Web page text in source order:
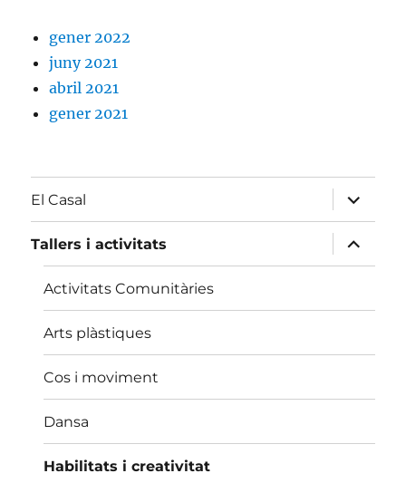
gener 2022
juny 2021
abril 2021
gener 2021
El Casal
amplia
el
menú
fill
Tallers i activitats
amplia
el
menú
Activitats Comunitàries
Arts plàstiques
Cos i moviment
Dansa
Habilitats i creativitat